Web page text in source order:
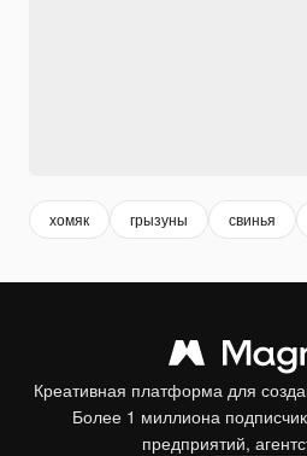
хомяк грызуны свинья
Креативная платформа для
Более 1 миллиона
предприятий,